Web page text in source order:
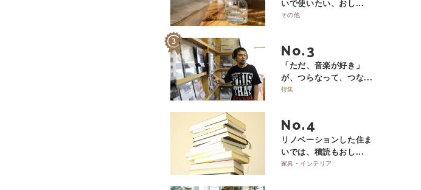
いで使いたい、おし...
その他
No.
「ただ、音楽が好き」
が、つらなって、つな...
特集
No.
リノベーションした住ま
いでは、積読もおし...
家具・インテリア